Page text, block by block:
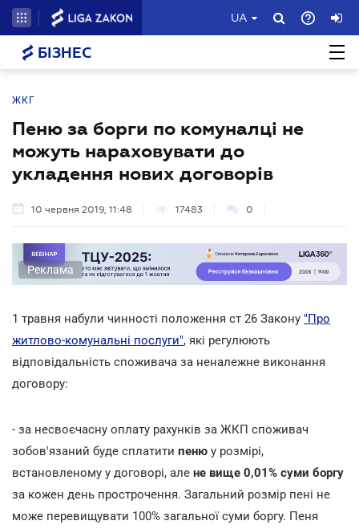
UA
БІЗНЕС
ЖКГ
Пеню за борги по комуналці не
можуть нараховувати до
укладення нових договорів
10 червня 2019, 11:48 17483 0
Реклама
1 травня набули чинності положення ст 26 Закону "Про
житлово-комунальні послуги", які регулюють
відповідальність споживача за неналежне виконання
договору:
- за несвоєчасну оплату рахунків за ЖКП споживач
зобов'язаний буде сплатити пеню у розмірі,
встановленому у договорі, але не вище 0,01% суми боргу
за кожен день прострочення. Загальний розмір пені не
може перевищувати 100% загальної суми боргу. Пеня